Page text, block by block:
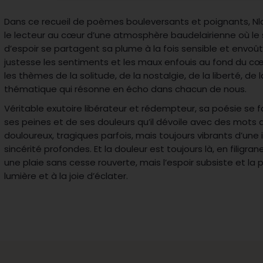
Dans ce recueil de poèmes bouleversants et poignants,
le lecteur au cœur d’une atmosphère baudelairienne où le
d’espoir se partagent sa plume à la fois sensible et
justesse les sentiments et les maux enfouis au fond du
les thèmes de la solitude, de la nostalgie, de la liberté, de
thématique qui résonne en écho dans chacun de nous.
Véritable exutoire libérateur et rédempteur, sa poésie se
ses peines et de ses douleurs qu’il dévoile avec des mots
douloureux, tragiques parfois, mais toujours vibrants d’une
sincérité profondes. Et la douleur est toujours là, en
une plaie sans cesse rouverte, mais l’espoir subsiste et la
lumière et à la joie d’éclater.